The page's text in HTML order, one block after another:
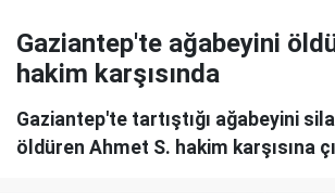
Gaziantep'te ağabeyini
hakim karşısında
Gaziantep'te tartıştığı ağabeyini
öldüren Ahmet S. hakim karşısına